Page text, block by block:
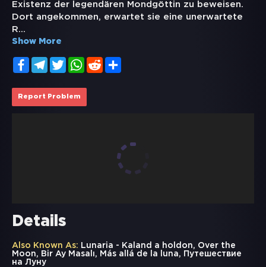
Existenz der legendären Mondgöttin zu beweisen.
Dort angekommen, erwartet sie eine unerwartete
R...
Show More
FacebookTelegramTwitterWhatsApp
Reddit
Report Problem
Details
Also Known As: Lunaria - Kaland a holdon, Over the
Moon, Bir Ay Masalı, Más allá de la luna, Путешествие
на Луну